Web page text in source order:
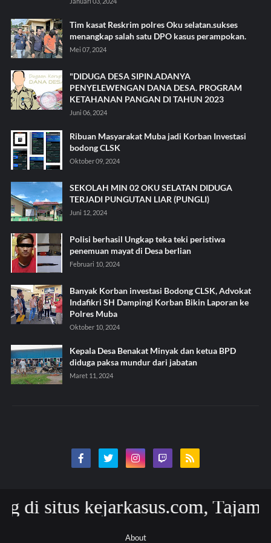
Tim kasat Reskrim polres Oku selatan.sukses
menangkap salah satu DPO kasus perampokan.
Mei 07, 2024
"DIDUGA DESA SIPIN.ADANYA
PENYELEWENGAN DANA DESA. PROGRAM
KETAHANAN PANGAN DI TAHUN 2023
Juni 06, 2024
Ribuan Masyarakat Muba jadi Korban Investasi
bodong CLSK
Oktober 09, 2024
SEKOLAH MIN 02 OKU SELATAN DIDUGA
TERJADI PUNGUTAN LIAR (PUNGLI)
Juni 12, 2024
Polisi berhasil Ungkap teka teki peristiwa
penemuan mayat di Desa berlian
Februari 10, 2024
Banyak Korban investasi Bodong CLSK, Advokat
Indafikri SH Dampingi Korban Bikin Laporan ke
Polres Muba
Oktober 10, 2024
Kepala Desa Benakat Minyak dan ketua BPD
diduga paksa mundur dari jabatan
Maret 11, 2024
kejarkasus.com, Tajam
About